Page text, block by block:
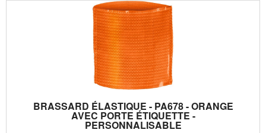
BRASSARD ÉLASTIQUE - PA678 - ORANGE
AVEC PORTE ÉTIQUETTE -
PERSONNALISABLE